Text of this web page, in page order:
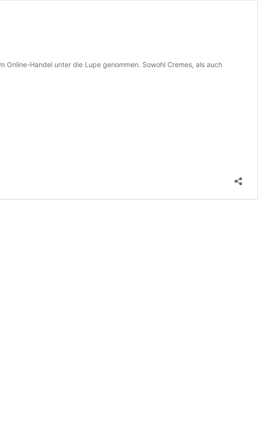
Handel unter die Lupe genommen. Sowohl Cremes, als auch